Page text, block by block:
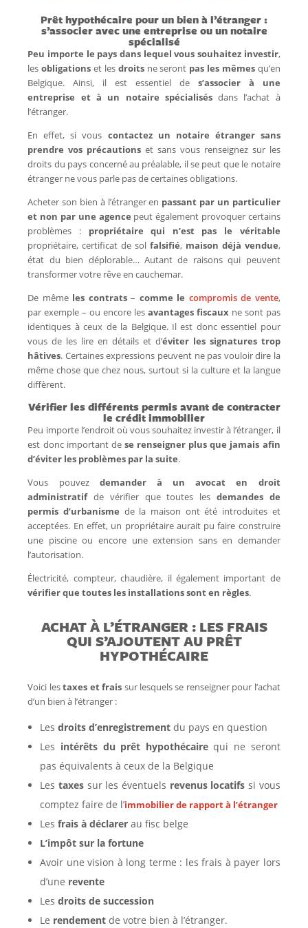
Prêt hypothécaire pour un bien à l’étranger :
s’associer avec une entreprise ou un notaire
spécialisé
Peu importe le pays dans lequel vous souhaitez investir,
lesobligations et les droitsne seront pas les mêmesqu’en
Belgique. Ainsi, il est essentiel de s’associer à une
entreprise et à un notaire spécialisésdans l’achat à
l’étranger.
En effet, si vous contactez un notaire étranger sans
prendre vos précautions et sans vous renseignez sur les
droits du pays concerné au préalable, il se peut que le notaire
étranger ne vous parle pas de certaines obligations.
Acheter son bien à l’étranger en passant par un particulier
et non par une agence peut également provoquer certains
problèmes : propriétaire qui n’est pas le véritable
propriétaire, certificat de sol falsifié, maison déjà vendue,
état du bien déplorable… Autant de raisons qui peuvent
transformer votre rêve en cauchemar.
De même les contrats– comme le compromis de vente,
par exemple – ou encore les avantages fiscauxne sont pas
identiques à ceux de la Belgique. Il est donc essentiel pour
vous de les lire en détails et d’éviter les signatures trop
hâtives. Certaines expressions peuvent ne pas vouloir dire la
même chose que chez nous, surtout si la culture et la langue
diffèrent.
Vérifier les différents permis avant de contracter
le crédit immobilier
Peu importe l’endroit où vous souhaitez investir à l’étranger, il
est donc important de se renseigner plus que jamais afin
d’éviter les problèmes par la suite.
Vous pouvez demander à un avocat en droit
administratifde vérifier que toutes les demandes de
permis d’urbanisme de la maison ont été introduites et
acceptées. En effet, un propriétaire aurait pu faire construire
une piscine ou encore une extension sans en demander
l’autorisation.
Électricité, compteur, chaudière, il également important de
vérifier que toutes les installations sont en règles.
ACHAT À L’ÉTRANGER : LES FRAIS
QUI S’AJOUTENT AU PRÊT
HYPOTHÉCAIRE
Voici lestaxes et frais sur lesquels se renseigner pour l’achat
d’un bien à l’étranger :
Lesdroits d’enregistrement du pays en question
Les intérêts du prêt hypothécairequi ne seront
pas équivalents à ceux de la Belgique
Lestaxes sur les éventuels revenus locatifs si vous
comptez faire de l’immobilier de rapport à l’étranger
Les frais à déclarer au fisc belge
L’impôt sur la fortune
Avoir une vision à long terme : les frais à payer lors
d’une revente
Lesdroits de succession
Le rendement de votre bien à l’étranger.